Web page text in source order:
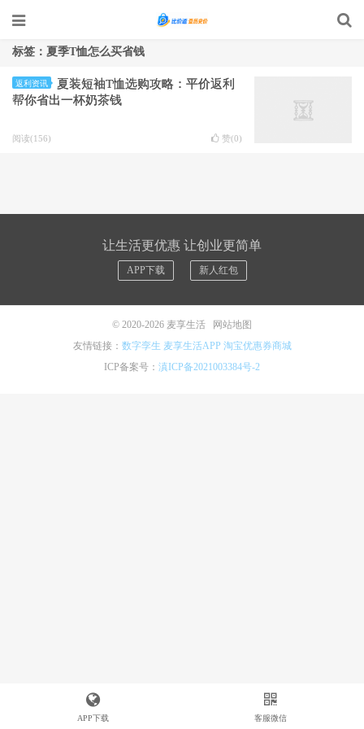
标签：夏季T恤怎么买省钱
返利资讯
夏装短袖T恤选购攻略：平价返利
帮你省出一杯奶茶钱
阅读(156) 赞(0)
让生活更优惠 让创业更简单
APP下载 新人红包
© 2020-2026 麦享生活
网站地图
友情链接： 数字孪生 麦享生活APP 淘宝优惠券商城
ICP备案号： 滇ICP备2021003384号-2
APP下载 客服微信